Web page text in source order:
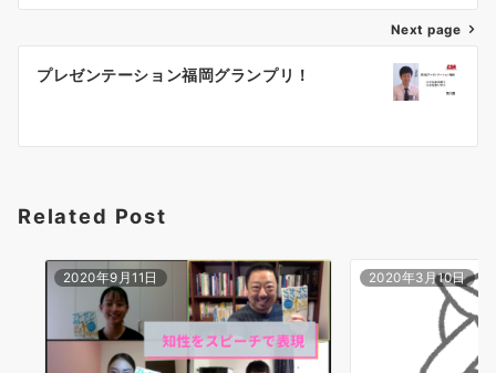
ン
Next page
プレゼンテーション福岡グランプリ！
Related Post
2020年9月11日 2020年3月10日